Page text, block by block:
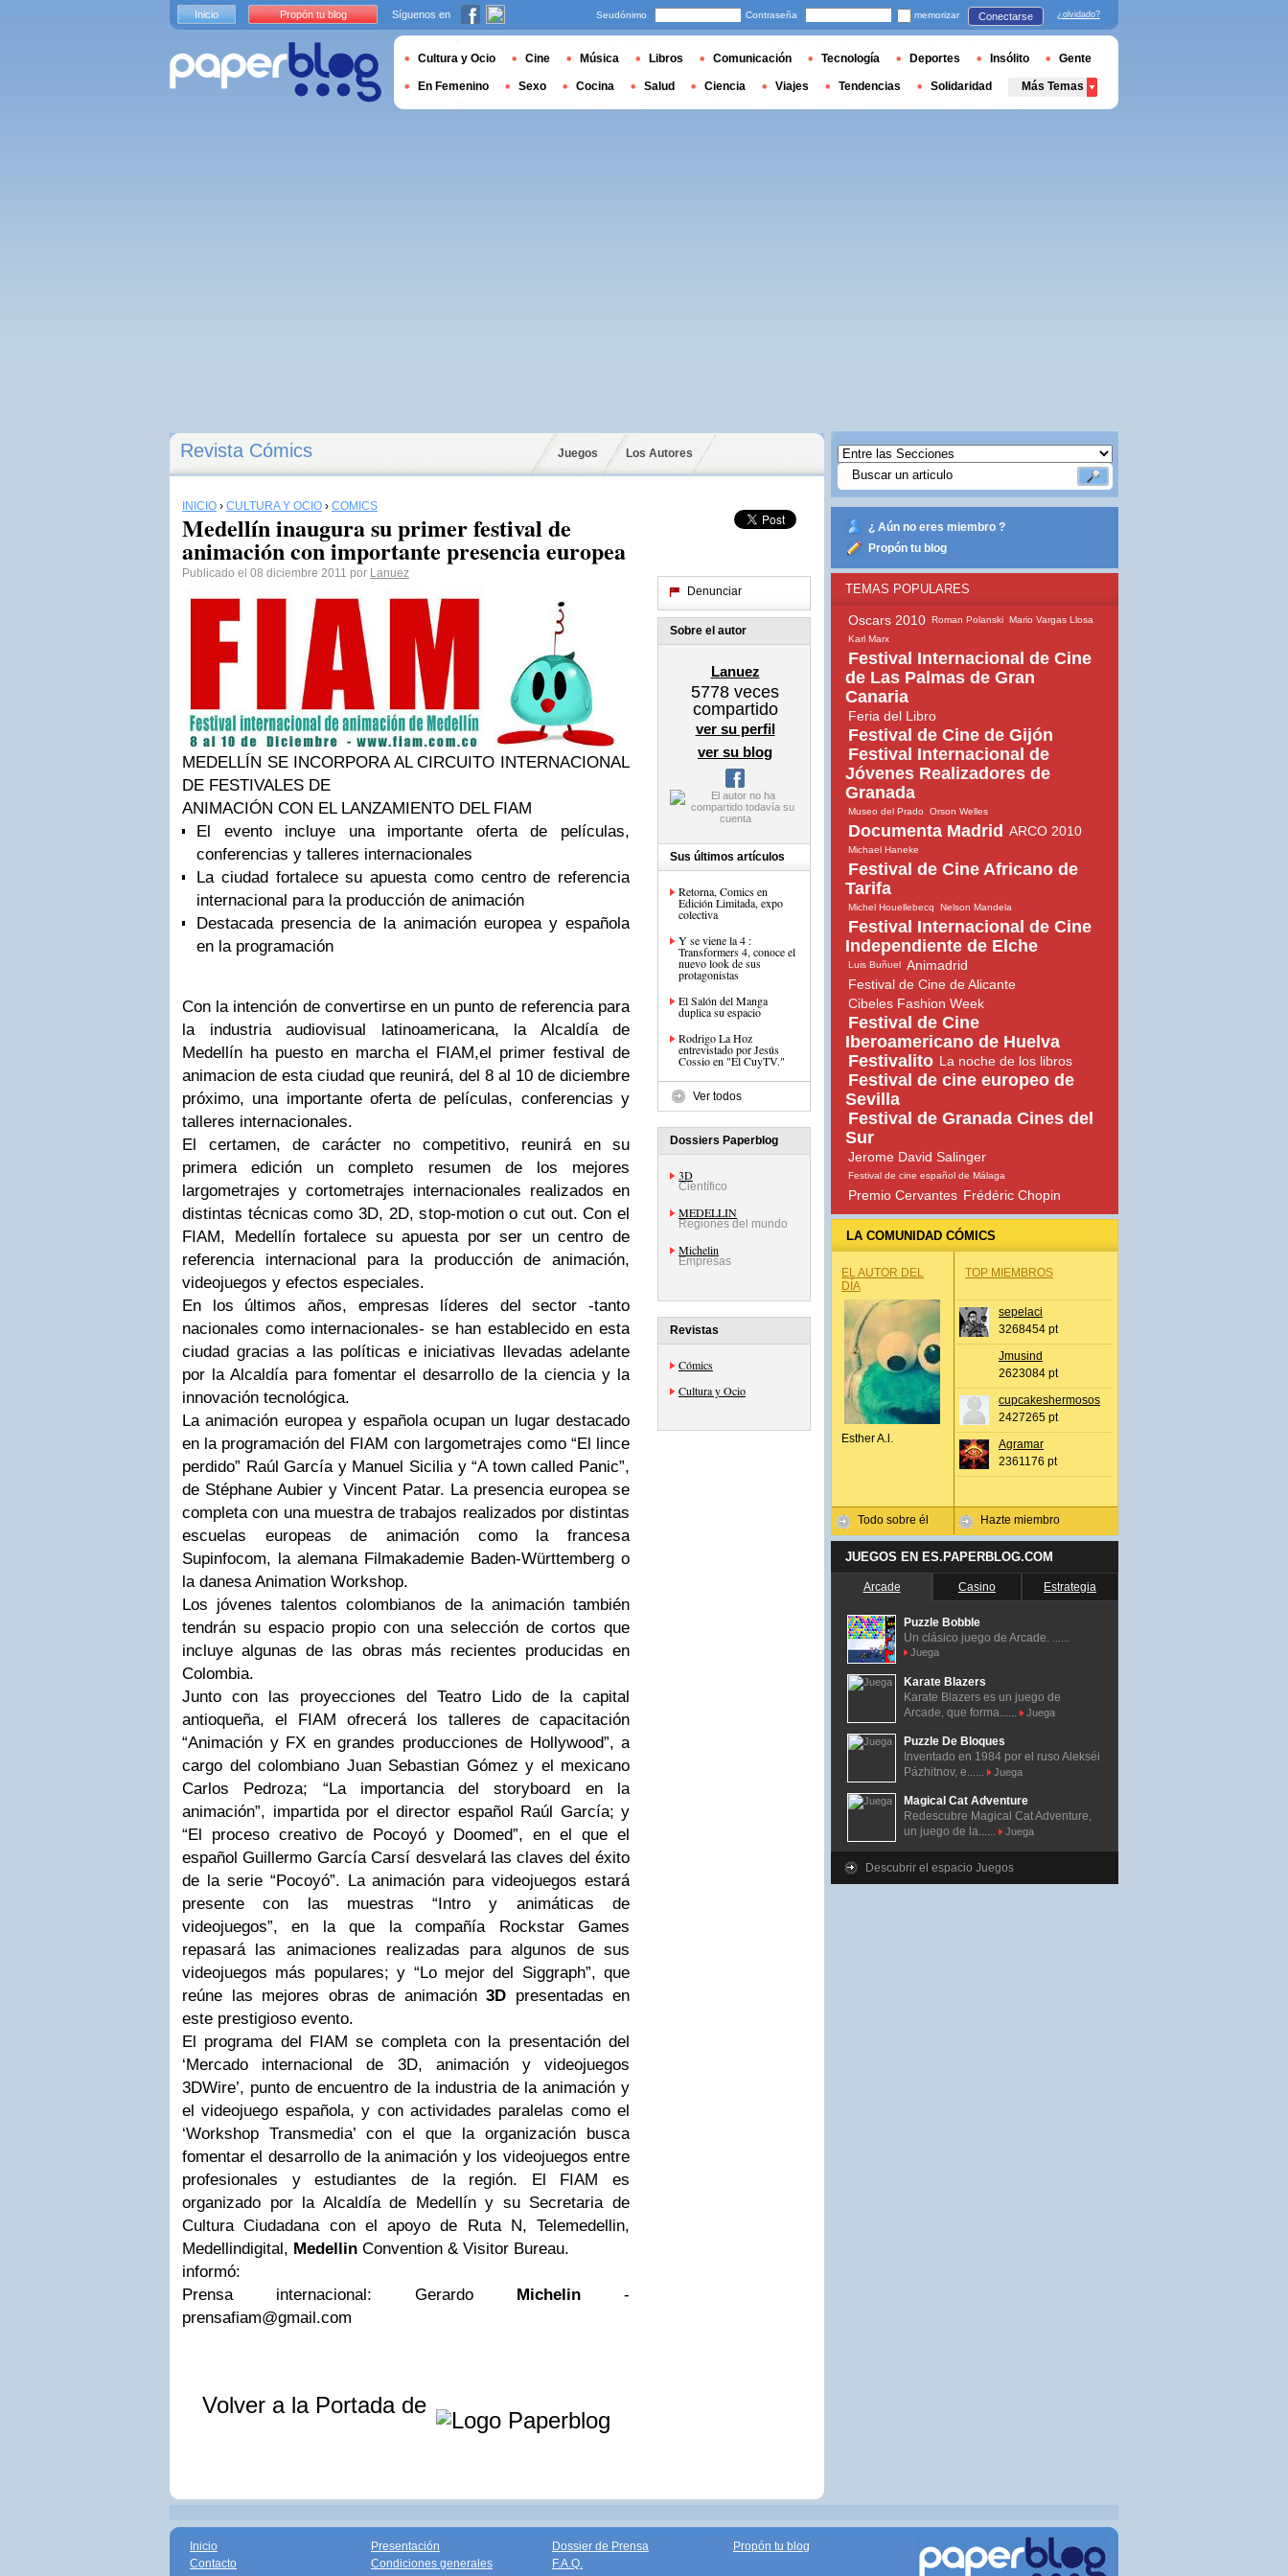
Revista Cómics Juegos Los Autores
INICIO › CULTURA Y OCIO › CÓMICS
Medellín inaugura su primer festival de
Publicado el 08 diciembre 2011 por Lanuez
MEDELLÍN SE INCORPORA AL CIRCUITO INTERNACIONAL
DE FESTIVALES DE
ANIMACIÓN CON EL LANZAMIENTO DEL FIAM
El evento incluye una importante oferta de películas,
conferencias y talleres internacionales
La ciudad fortalece su apuesta como centro de referencia
internacional para la producción de animación
Destacada presencia de la animación europea y española
en la programación
Con la intención de convertirse en un punto de referencia para
la industria audiovisual latinoamericana, la Alcaldía de
Medellín ha puesto en marcha el FIAM,el primer festival de
animacion de esta ciudad que reunirá, del 8 al 10 de diciembre
próximo, una importante oferta de películas, conferencias y
talleres internacionales.
El certamen, de carácter no competitivo, reunirá en su
primera edición un completo resumen de los mejores
largometrajes y cortometrajes internacionales realizados en
distintas técnicas como 3D, 2D, stop-motion o cut out. Con el
FIAM, Medellín fortalece su apuesta por ser un centro de
referencia internacional para la producción de animación,
videojuegos y efectos especiales.
En los últimos años, empresas líderes del sector -tanto
nacionales como internacionales- se han establecido en esta
ciudad gracias a las políticas e iniciativas llevadas adelante
por la Alcaldía para fomentar el desarrollo de la ciencia y la
innovación tecnológica.
La animación europea y española ocupan un lugar destacado
en la programación del FIAM con largometrajes como “El lince
perdido” Raúl García y Manuel Sicilia y “A town called Panic”,
de Stéphane Aubier y Vincent Patar. La presencia europea se
completa con una muestra de trabajos realizados por distintas
escuelas europeas de animación como la francesa
Supinfocom, la alemana Filmakademie Baden-Württemberg o
la danesa Animation Workshop.
Los jóvenes talentos colombianos de la animación también
tendrán su espacio propio con una selección de cortos que
incluye algunas de las obras más recientes producidas en
Colombia.
Junto con las proyecciones del Teatro Lido de la capital
antioqueña, el FIAM ofrecerá los talleres de capacitación
“Animación y FX en grandes producciones de Hollywood”, a
cargo del colombiano Juan Sebastian Gómez y el mexicano
Carlos Pedroza; “La importancia del storyboard en la
animación”, impartida por el director español Raúl García; y
“El proceso creativo de Pocoyó y Doomed”, en el que el
español Guillermo García Carsí desvelará las claves del éxito
de la serie “Pocoyó”. La animación para videojuegos estará
presente con las muestras “Intro y animáticas de
videojuegos”, en la que la compañía Rockstar Games
repasará las animaciones realizadas para algunos de sus
videojuegos más populares; y “Lo mejor del Siggraph”, que
reúne las mejores obras de animación 3D presentadas en
este prestigioso evento.
El programa del FIAM se completa con la presentación del
‘Mercado internacional de 3D, animación y videojuegos
3DWire’, punto de encuentro de la industria de la animación y
el videojuego española, y con actividades paralelas como el
‘Workshop Transmedia’ con el que la organización busca
fomentar el desarrollo de la animación y los videojuegos entre
profesionales y estudiantes de la región. El FIAM es
organizado por la Alcaldía de Medellín y su Secretaria de
Cultura Ciudadana con el apoyo de Ruta N, Telemedellin,
Medellindigital, Medellin Convention & Visitor Bureau.
informó:
Prensa internacional: Gerardo
Michelin -
prensafiam@gmail.com
Volver a la Portada de
Denunciar
Sobre el autor
Lanuez
5778 veces
compartido
ver su perfil
ver su blog
Sus últimos artículos
Retorna, Comics en
Edición Limitada, expo
colectiva
Y se viene la 4 :
Transformers 4, conoce el
nuevo look de sus
protagonistas
El Salón del Manga
Rodrigo La Hoz
entrevistado por Jesús
Cossio en "El CuyTV."
Ver todos
Dossiers Paperblog
3D
Científico
MEDELLIN
Regiones del mundo
Michelin
Empresas
Revistas
Cómics
Cultura y Ocio
¿ Aún no eres miembro ?
Propón tu blog
TEMAS POPULARES
Oscars 2010 Roman Polanski Mario Vargas Llosa
Karl Marx
Festival Internacional de Cine
de Las Palmas de Gran
Canaria
Feria del Libro
Festival de Cine de Gijón
Festival Internacional de
Jóvenes Realizadores de
Granada
Museo del Prado Orson Welles
Documenta Madrid ARCO 2010
Michael Haneke
Festival de Cine Africano de
Tarifa
Michel Houellebecq Nelson Mandela
Festival Internacional de Cine
Independiente de Elche
Luis Buñuel Animadrid
Festival de Cine de Alicante
Cibeles Fashion Week
Festival de Cine
Iberoamericano de Huelva
Festivalito La noche de los libros
Festival de cine europeo de
Sevilla
Festival de Granada Cines del
Sur
Jerome David Salinger
Festival de cine español de Málaga
Premio Cervantes Frédéric Chopin
LA COMUNIDAD CÓMICS
EL AUTOR DEL
DÍA
Esther A.l.
Todo sobre él
TOP MIEMBROS
sepelaci
3268454 pt
Jmusind
2623084 pt
cupcakeshermosos
2427265 pt
Agramar
2361176 pt
Hazte miembro
JUEGOS EN ES.PAPERBLOG.COM
Arcade Casino Estrategia
Puzzle Bobble
Un clásico juego de Arcade. ......
Juega
Karate Blazers
Karate Blazers es un juego de
Arcade, que forma......
Juega
Puzzle De Bloques
Inventado en 1984 por el ruso Alekséi
Pázhitnov, e......
Juega
Magical Cat Adventure
Redescubre Magical Cat Adventure,
un juego de la......
Juega
Descubrir el espacio Juegos
Inicio Propón tu blog Síguenos en Seudónimo Contraseña memorizar Conectarse ¿olvidado?
Cultura y Ocio Cine Música Libros Comunicación Tecnología Deportes Insólito Gente
En Femenino Sexo Cocina Salud Ciencia Viajes Tendencias Solidaridad Más Temas
Inicio
Contacto
Presentación
Condiciones generales
Dossier de Prensa
F.A.Q.
Propón tu blog